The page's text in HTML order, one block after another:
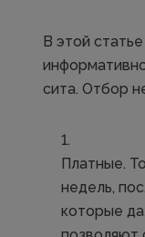
В этой
сита. Отбор
Платные.
недель,
которые